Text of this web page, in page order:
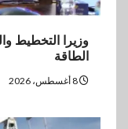
وزيرا التخطيط
الطاقة